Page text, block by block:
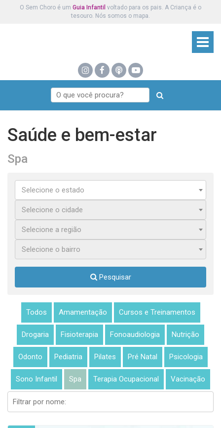
O Sem Choro é um Guia Infantil voltado para os pais. A Criança é o
tesouro. Nós somos o mapa.
Saúde e bem-estar
Spa
Selecione o estado
Selecione o cidade
Selecione a região
Selecione o bairro
Pesquisar
Todos Amamentação Cursos e Treinamentos
Drogaria Fisioterapia Fonoaudiologia Nutrição
Odonto Pediatria Pilates Pré Natal Psicologia
Sono Infantil Spa Terapia Ocupacional Vacinação